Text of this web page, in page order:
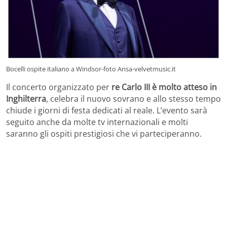
Bocelli ospite italiano a Windsor-foto Ansa-velvetmusic.it
Il concerto organizzato per re Carlo III è molto atteso in
Inghilterra, celebra il nuovo sovrano e allo stesso tempo
chiude i giorni di festa dedicati al reale. L’evento sarà
seguito anche da molte tv internazionali e molti
saranno gli ospiti prestigiosi che vi parteciperanno.